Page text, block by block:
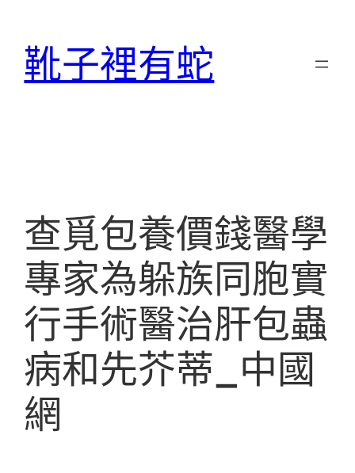
靴子裡有蛇
查覓包養價錢醫學
專家為躲族同胞實
行手術醫治肝包蟲
病和先芥蒂_中國
網